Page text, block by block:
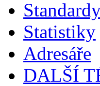
Statistiky
Adresáře
DALŠÍ